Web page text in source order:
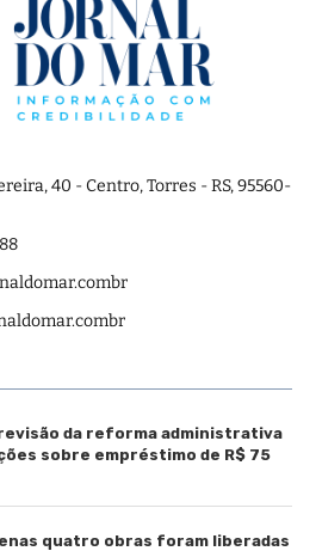
40 - Centro, Torres - RS, 95560-
da reforma administrativa
sobre empréstimo de R$ 75
quatro obras foram liberadas